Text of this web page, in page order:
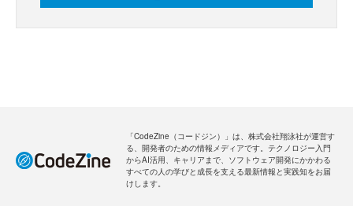
「CodeZine（コードジン）」は、株式会社翔泳社が運営す
る、開発者のための情報メディアです。テクノロジー入門
からAI活用、キャリアまで、ソフトウェア開発にかかわる
すべての人の学びと成長を支える最新情報と実践知をお届
けします。